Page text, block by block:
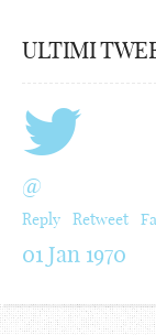
ULTIMI
@
Reply Retweet
01 Jan 1970